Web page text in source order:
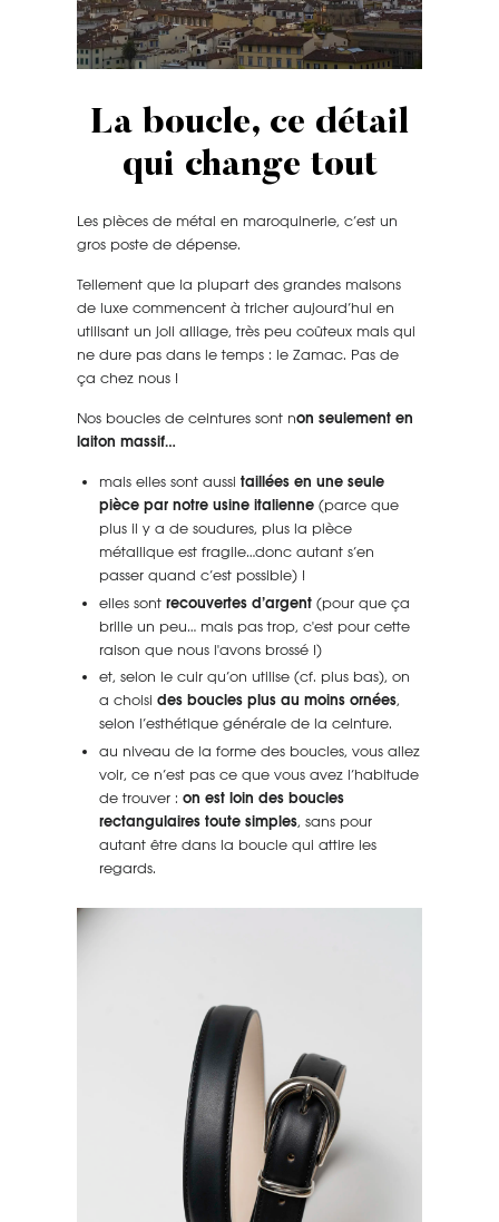
La boucle, ce détail
qui change tout
Les pièces de métal en maroquinerie, c’est un
gros poste de dépense.
Tellement que la plupart des grandes maisons
de luxe commencent à tricher aujourd’hui en
utilisant un joli alliage, très peu coûteux mais qui
ne dure pas dans le temps : le Zamac. Pas de
ça chez nous !
Nos boucles de ceintures sont non seulement en
laiton massif…
mais elles sont aussi taillées en une seule
pièce par notre usine italienne (parce que
plus il y a de soudures, plus la pièce
métallique est fragile…donc autant s’en
passer quand c’est possible) !
elles sontrecouvertes d’argent (pour que ça
brille un peu… mais pas trop, c'est pour cette
raison que nous l'avons brossé !)
et, selon le cuir qu’on utilise (cf. plus bas), on
a choisides boucles plus au moins ornées,
selon l’esthétique générale de la ceinture.
au niveau de la forme des boucles, vous allez
voir, ce n’est pas ce que vous avez l’habitude
de trouver :on est loin des boucles
rectangulaires toute simples, sans pour
autant être dans la boucle qui attire les
regards.